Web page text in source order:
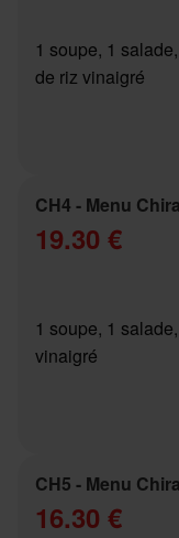
1 soupe, 1
de riz vinaigré
CH4 - Menu
19.30 €
1 soupe, 1
vinaigré
CH5 - Menu
16.30 €